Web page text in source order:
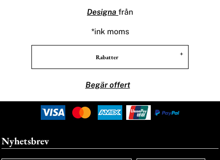
Designa från
*ink moms
Rabatter
Begär offert
Nyhetsbrev